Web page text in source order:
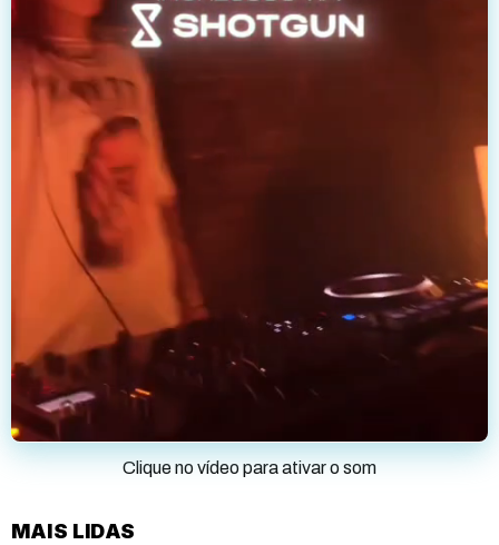
Clique no vídeo para ativar o som
MAIS LIDAS